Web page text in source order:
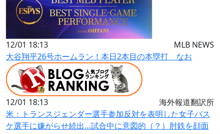
12/01 18:13
MLB NEWS
大谷翔平26号ホームラン！本日2本目の本塁打 なお
12/01 18:13
海外報道翻訳所
米：トランスジェンダー選手参加反対を表明した女子バス
ケ選手に嫌がらせ続出…試合中に意図的（？）肘鉄を顔面